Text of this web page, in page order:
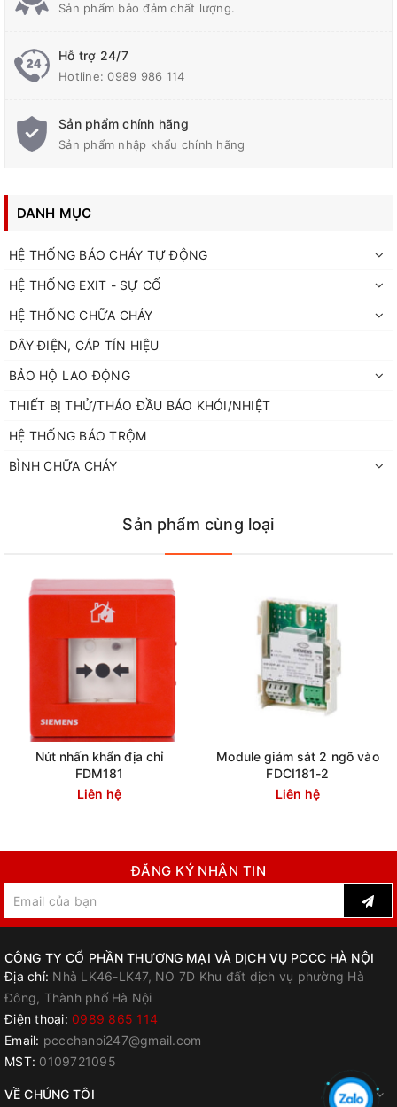
Sản phẩm bảo đảm chất lượng.
Hỗ trợ 24/7
Hotline:0989 986 114
Sản phẩm chính hãng
Sản phẩm nhập khẩu chính hãng
DANH MỤC
HỆ THỐNG BÁO CHÁY TỰ ĐỘNG
HỆ THỐNG EXIT - SỰ CỐ
HỆ THỐNG CHỮA CHÁY
DÂY ĐIỆN, CÁP TÍN HIỆU
BẢO HỘ LAO ĐỘNG
THIẾT BỊ THỬ/THÁO ĐẦU BÁO KHÓI/NHIỆT
HỆ THỐNG BÁO TRỘM
BÌNH CHỮA CHÁY
Sản phẩm cùng loại
Nút nhấn khẩn địa chỉ
FDM181
Liên hệ
Module giám sát 2 ngõ vào
FDCI181-2
Liên hệ
ĐĂNG KÝ NHẬN TIN
CÔNG TY CỔ PHẦN THƯƠNG MẠI VÀ DỊCH VỤ PCCC HÀ NỘI
Địa chỉ: Nhà LK46-LK47, NO 7D Khu đất dịch vụ phường Hà
Đông, Thành phố Hà Nội
Điện thoại: 0989 865 114
Email: pccchanoi247@gmail.com
MST: 0109721095
VỀ CHÚNG TÔI